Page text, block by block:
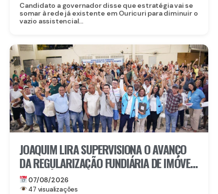
Candidato a governador disse que estratégia vai se
somar à rede já existente em Ouricuri para diminuir o
vazio assistencial...
JOAQUIM LIRA SUPERVISIONA O AVANÇO
DA REGULARIZAÇÃO FUNDIÁRIA DE IMÓVEIS
EM VITÓRIA DE SANTO ANTÃO
07/08/2026
47 visualizações